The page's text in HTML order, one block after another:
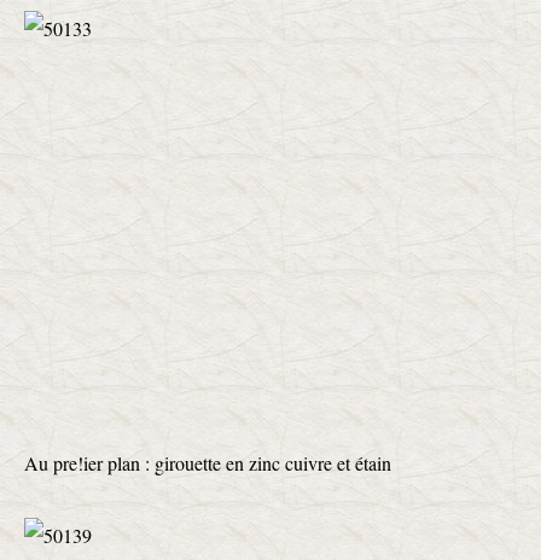
Au pre!ier plan : girouette en zinc cuivre et étain